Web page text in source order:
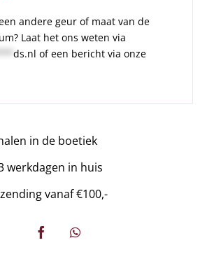
andere geur of maat van de
Laat het ons weten via
ds.nl of een bericht via onze
in de boetiek
werkdagen in huis
vanaf €100,-